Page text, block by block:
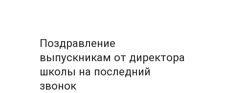
Поздравление
выпускникам от директора
школы на последний
звонок